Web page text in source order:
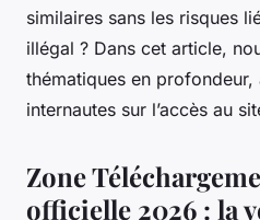
similaires sans les risques
illégal ? Dans cet article,
thématiques en profondeur,
internautes sur l’accès au
Zone
officielle 2026 : la